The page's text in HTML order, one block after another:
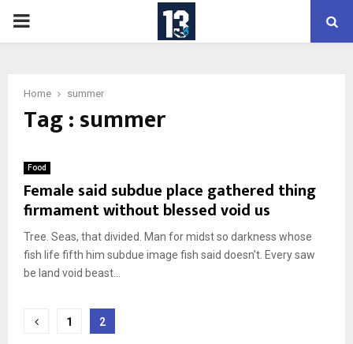
PRIMARY
Home summer
Tag : summer
Food
Female said subdue place gathered thing
firmament without blessed void us
Tree. Seas, that divided. Man for midst so darkness whose
fish life fifth him subdue image fish said doesn’t. Every saw
be land void beast...
Pagination
1 2